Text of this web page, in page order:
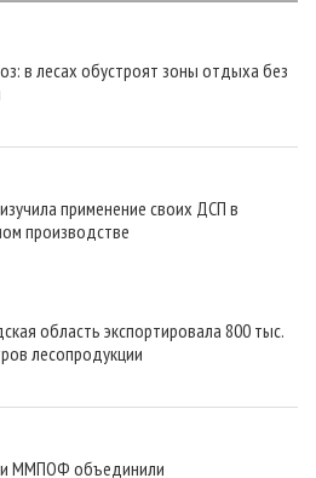
в лесах обустроят зоны отдыха без
применение своих ДСП в
производстве
область экспортировала 800 тыс.
лесопродукции
и ММПОФ объединили